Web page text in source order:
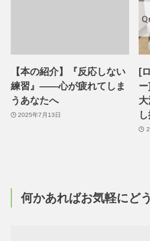
【本の紹介】『反応しない
練習』——心が疲れてしま
うあなたへ
2025年7月13日
[
何かあればお気軽にど